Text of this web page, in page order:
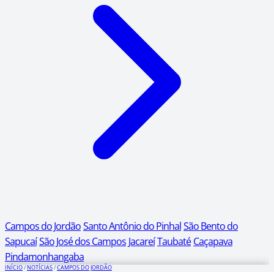
Campos do JordãoSanto Antônio do PinhalSão Bento do
SapucaíSão José dos Campos JacareíTaubaté Caçapava
Pindamonhangaba
INÍCIO/NOTÍCIAS/CAMPOS DO JORDÃO